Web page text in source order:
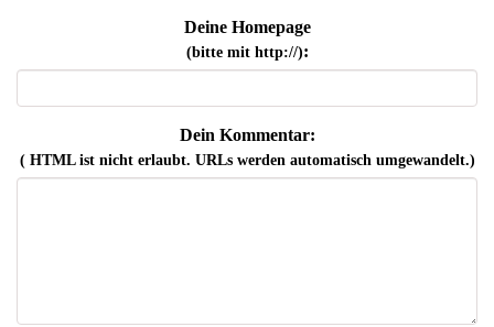
Deine Homepage
(bitte mit http://):
Dein Kommentar:
( HTML ist nichterlaubt. URLs werden automatisch umgewandelt.)